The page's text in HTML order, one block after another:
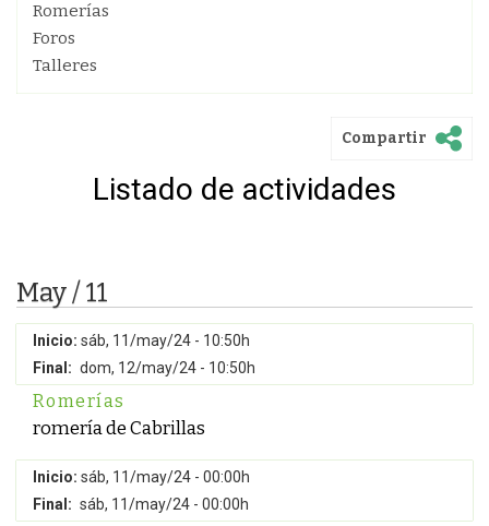
Romerías
Foros
Talleres
Compartir
Listado de actividades
May / 11
Inicio: sáb, 11/may/24 - 10:50h
Final: dom, 12/may/24 - 10:50h
Romerías
romería de Cabrillas
Inicio: sáb, 11/may/24 - 00:00h
Final: sáb, 11/may/24 - 00:00h